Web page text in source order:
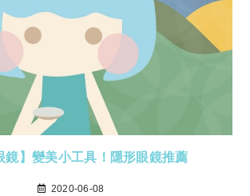
鏡】變美小工具！隱形眼鏡推薦
2020-06-08